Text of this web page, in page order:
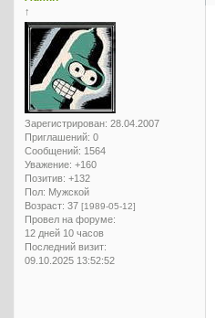
↑
Зарегистрирован: 28.04.2007
Приглашений: 0
Сообщений: 1564
Уважение: +160
Позитив: +132
Пол: Мужской
Возраст: 37 [1989-05-12]
Провел на форуме:
12 дней 10 часов
Последний визит:
09.10.2025 13:52:52